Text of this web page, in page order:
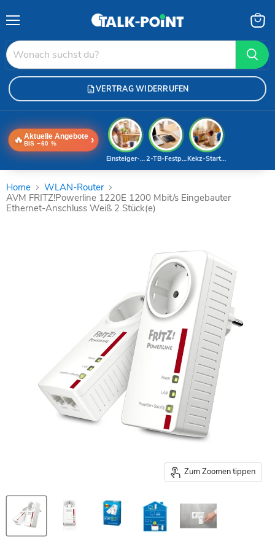
VERTRAG WIDERRUFEN
🔥 Aktuelle Angebote
BIS −60 % ›
Kekz-Starterset
2-TB-Festplatte
Einsteiger-Handy
Home
WLAN-Router
AVM FRITZ!Powerline 1220E 1200 Mbit/s Eingebauter
Ethernet-Anschluss Weiß 2 Stück(e)
Zum Zoomen tippen